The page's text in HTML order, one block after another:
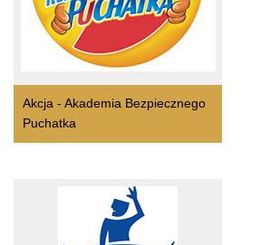
Akcja - Akademia Bezpiecznego
Puchatka